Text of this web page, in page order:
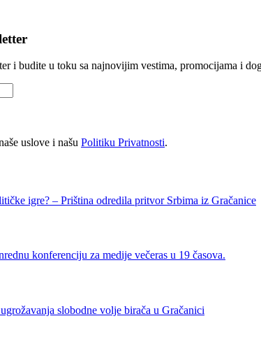
i budite u toku sa najnovijim vestima, promocijama i
uslove i našu Politiku Privatnosti.
igre? – Priština odredila pritvor Srbima iz Gračanice
konferenciju za medije večeras u 19 časova.
slobodne volje birača u Gračanici